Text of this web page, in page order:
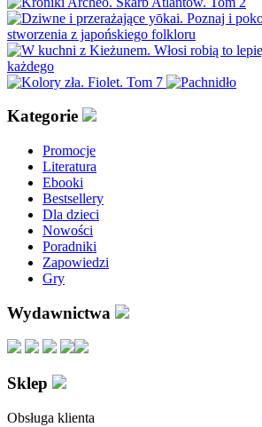
Kategorie
Promocje
Literatura
Ebooki
Bestsellery
Dla dzieci
Nowości
Poradniki
Zapowiedzi
Gry
Wydawnictwa
Sklep
Obsługa klienta